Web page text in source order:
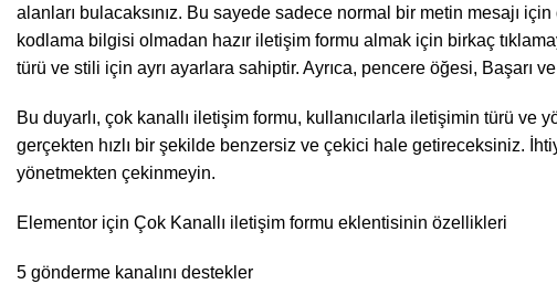
alanları bulacaksınız. Bu sayede sadece normal bir metin mesajı
kodlama bilgisi olmadan hazır iletişim formu almak için birkaç
türü ve stili için ayrı ayarlara sahiptir. Ayrıca, pencere öğesi, Başarı
Bu duyarlı, çok kanallı iletişim formu, kullanıcılarla iletişimin türü
gerçekten hızlı bir şekilde benzersiz ve çekici hale getireceksiniz.
yönetmekten çekinmeyin.
Elementor için Çok Kanallı iletişim formu eklentisinin özellikleri
5 gönderme kanalını destekler